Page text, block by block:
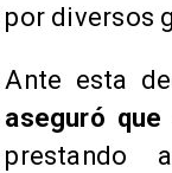
por diversos
Ante esta
aseguró que
prestando